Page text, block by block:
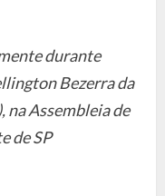
durante
Bezerra da
na Assembleia de
de SP